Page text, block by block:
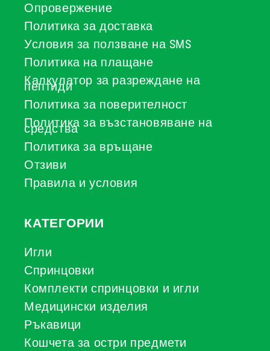
Опровержение
Политика за доставка
Условия за ползване на SMS
Политика на плащане
Калкулатор за разреждане на
пептиди
Политика за поверителност
Политика за възстановяване на
средства
Политика за връщане
Отзиви
Правила и условия
КАТЕГОРИИ
Игли
Спринцовки
Комплекти спринцовки и игли
Медицински изделия
Ръкавици
Кошчета за остри предмети